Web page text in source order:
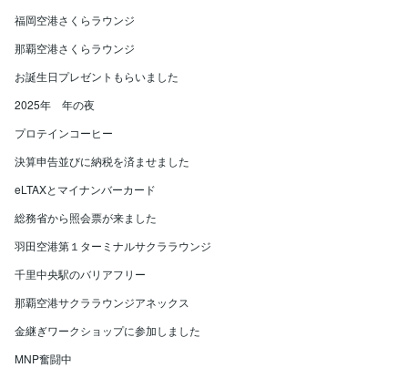
福岡空港さくらラウンジ
那覇空港さくらラウンジ
お誕生日プレゼントもらいました
2025年 年の夜
プロテインコーヒー
決算申告並びに納税を済ませました
eLTAXとマイナンバーカード
総務省から照会票が来ました
羽田空港第１ターミナルサクララウンジ
千里中央駅のバリアフリー
那覇空港サクララウンジアネックス
金継ぎワークショップに参加しました
MNP奮闘中